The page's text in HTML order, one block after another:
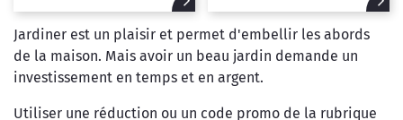
Jardiner est un plaisir et permet d'embellir les abords
de la maison. Mais avoir un beau jardin demande un
investissement en temps et en argent.
Utiliser une réduction ou un code promo de la rubrique